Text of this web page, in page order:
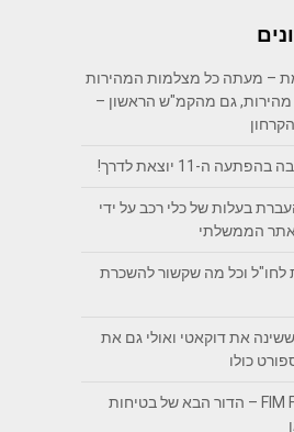
– מעתה כל מצלמות המהירות
מהירות, גם מהקמ"ש הראשון –
ה-11 יוצאת לדרך!
בעלות של כלי רכב על ידי
הממשלתי
לחו"ל וכל מה שקשור להשכרת
ששינה את דוקאטי ואולי גם את
כולו
תקן FIM FRHPhe-02 – הדור הבא של בטיחות